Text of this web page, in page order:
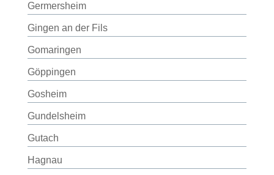
Germersheim
Gingen an der Fils
Gomaringen
Göppingen
Gosheim
Gundelsheim
Gutach
Hagnau